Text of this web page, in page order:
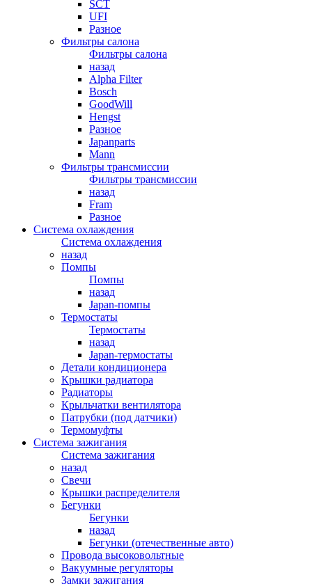
SCT
UFI
Разное
Фильтры салона
Фильтры салона
назад
Alpha Filter
Bosch
GoodWill
Hengst
Разное
Japanparts
Mann
Фильтры трансмиссии
Фильтры трансмиссии
назад
Fram
Разное
Система охлаждения
Система охлаждения
назад
Помпы
Помпы
назад
Japan-помпы
Термостаты
Термостаты
назад
Japan-термостаты
Детали кондиционера
Крышки радиатора
Радиаторы
Крыльчатки вентилятора
Патрубки (под датчики)
Термомуфты
Система зажигания
Система зажигания
назад
Свечи
Крышки распределителя
Бегунки
Бегунки
назад
Бегунки (отечественные авто)
Провода высоковольтные
Вакуумные регуляторы
Замки зажигания